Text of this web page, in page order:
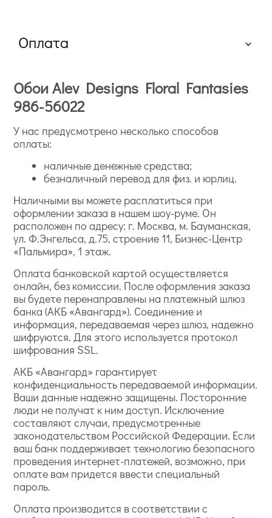
Оплата
Обои Alev Designs Floral Fantasies
986-56022
У нас предусмотрено несколько способов
оплаты:
наличные денежные средства;
безналичный перевод для физ. и юрлиц.
Наличными вы можете расплатиться при
оформлении заказа в нашем шоу-руме. Он
расположен по адресу: г. Москва, м. Бауманская,
ул. Ф.Энгельса, д.75, строение 11, Бизнес-Центр
«Пальмира», 1 этаж.
Оплата банковской картой осуществляется
онлайн, без комиссии. После оформления заказа
вы будете перенаправлены на платежный шлюз
банка (АКБ «Авангард»). Соединение и
информация, передаваемая через шлюз, надежно
шифруются. Для этого используется протокол
шифрования SSL.
АКБ «Авангард» гарантирует
конфиденциальность передаваемой информации.
Ваши данные надежно защищены. Посторонние
люди не получат к ним доступ. Исключение
составляют случаи, предусмотренные
законодательством Российской Федерации. Если
ваш банк поддерживает технологию безопасного
проведения интернет-платежей, возможно, при
оплате вам придется ввести специальный
пароль.
Оплата производится в соответствии с